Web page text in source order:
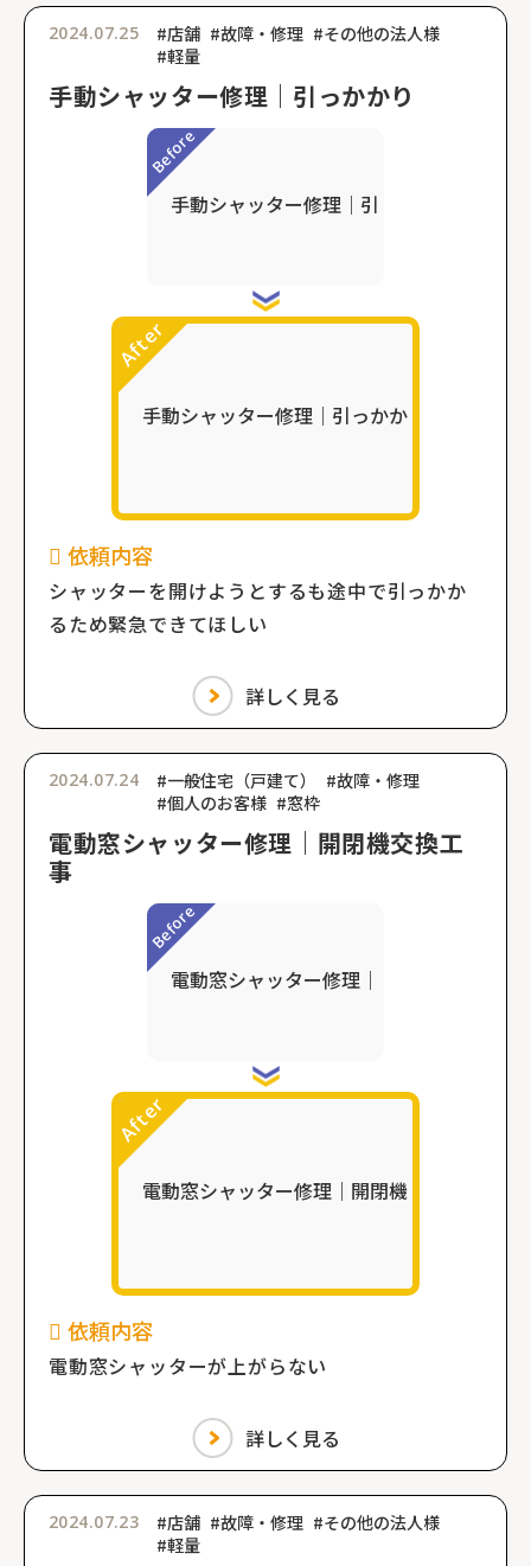
2024.07.25 #店舗 #故障・修理 #その他の法人様
#軽量
手動シャッター修理｜引っかかり
依頼内容
シャッターを開けようとするも途中で引っかか
るため緊急できてほしい
詳しく見る
2024.07.24 #一般住宅（戸建て）
#故障・修理
#個人のお客様 #窓枠
電動窓シャッター修理｜開閉機交換工
事
依頼内容
電動窓シャッターが上がらない
詳しく見る
2024.07.23 #店舗 #故障・修理 #その他の法人様
#軽量